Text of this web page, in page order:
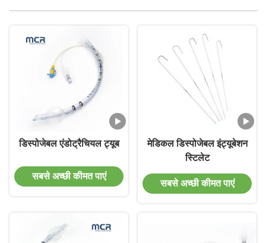
वाली कृत्रिम नली
डिस्पोजेबल एंडोट्रैचियल ट्यूब
सबसे अच्छी कीमत पाएं
मेडिकल डिस्पोजेबल इंट्यूबेशन
स्टिलेट
सबसे अच्छी कीमत पाएं